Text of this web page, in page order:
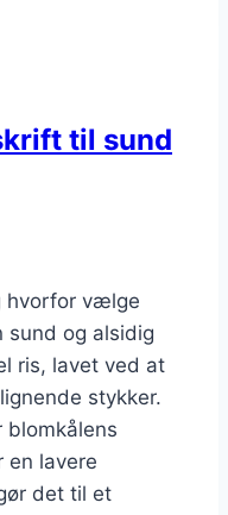
til sund
hvorfor vælge
sund og alsidig
ris, lavet ved at
stykker.
blomkålens
en lavere
det til et